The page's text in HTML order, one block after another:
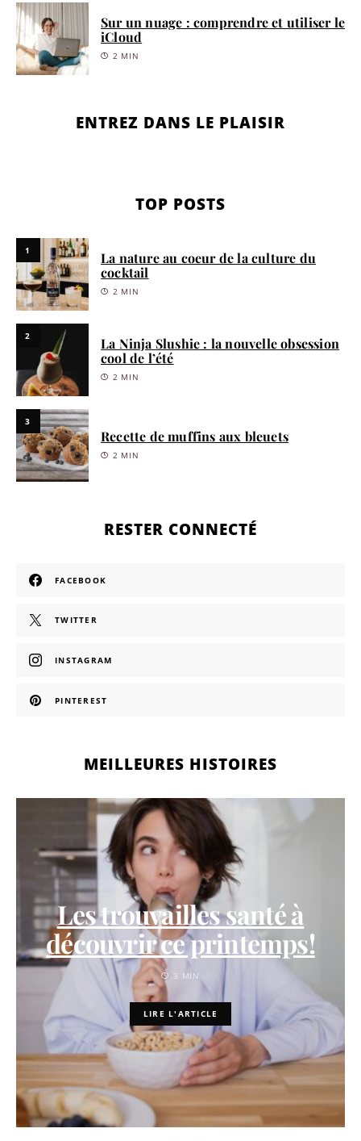
Sur un nuage : comprendre et utiliser le
iCloud
2 MIN
ENTREZ DANS LE PLAISIR
TOP POSTS
1
La nature au coeur de la culture du
cocktail
2 MIN
2
La Ninja Slushie : la nouvelle obsession
cool de l’été
2 MIN
3
Recette de muffins aux bleuets
2 MIN
RESTER CONNECTÉ
FACEBOOK
TWITTER
INSTAGRAM
PINTEREST
MEILLEURES HISTOIRES
Les trouvailles santé à
découvrir ce printemps!
3 MIN
LIRE L'ARTICLE